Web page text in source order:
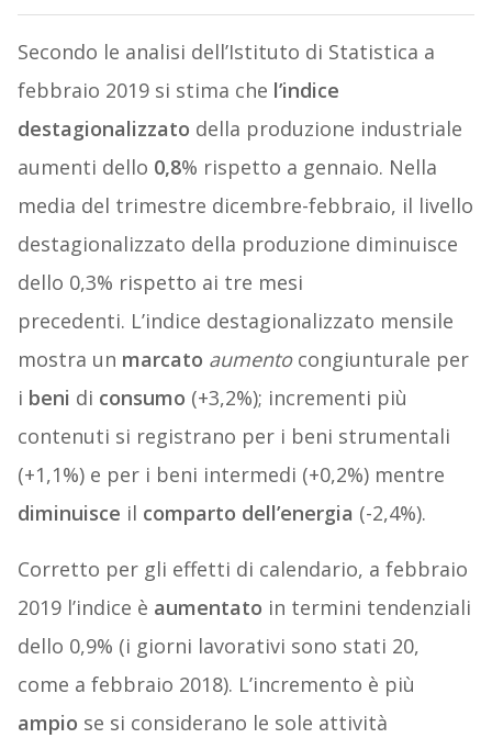
Secondo le analisi dell’Istituto di Statistica a
febbraio 2019 si stima che l’indice
destagionalizzato della produzione industriale
aumenti dello 0,8% rispetto a gennaio. Nella
media del trimestre dicembre-febbraio, il livello
destagionalizzato della produzione diminuisce
dello 0,3% rispetto ai tre mesi
precedenti. L’indice destagionalizzato mensile
mostra un marcato aumentocongiunturale per
i beni di consumo (+3,2%); incrementi più
contenuti si registrano per i beni strumentali
(+1,1%) e per i beni intermedi (+0,2%) mentre
diminuisce il comparto dell’energia (-2,4%).
Corretto per gli effetti di calendario, a febbraio
2019 l’indice è aumentato in termini tendenziali
dello 0,9% (i giorni lavorativi sono stati 20,
come a febbraio 2018). L’incremento è più
ampio se si considerano le sole attività